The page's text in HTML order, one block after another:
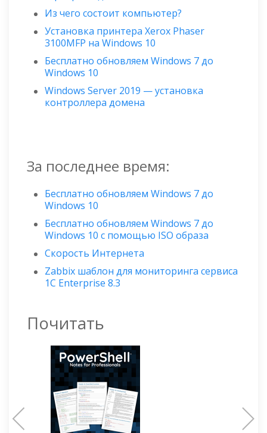
Из чего состоит компьютер?
Установка принтера Xerox Phaser
3100MFP на Windows 10
Бесплатно обновляем Windows 7 до
Windows 10
Windows Server 2019 — установка
контроллера домена
За последнее время:
Бесплатно обновляем Windows 7 до
Windows 10
Бесплатно обновляем Windows 7 до
Windows 10 с помощью ISO образа
Скорость Интернета
Zabbix шаблон для мониторинга сервиса
1C Enterprise 8.3
Почитать